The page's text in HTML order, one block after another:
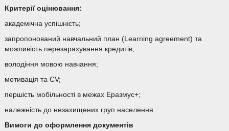
Критерії оцінювання:
академічна успішність;
запропонований навчальний план (Learning agreement) та
можливість перезарахування кредитів;
володіння мовою навчання;
мотивація та CV;
першість мобільності в межах Еразмус+;
належність до незахищених груп населення.
Вимоги до оформлення документів